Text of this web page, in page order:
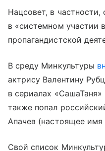
Нацсовет, в
в «системном участии
пропагандистской
В среду Минкультуры
актрису Валентину
в сериалах «СашаТаня»
также попал
Апачев (настоящее
Свой список